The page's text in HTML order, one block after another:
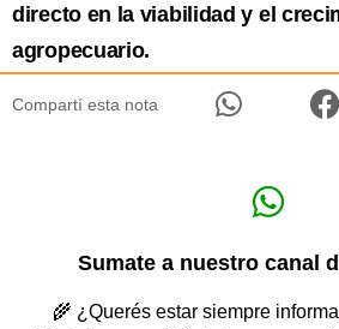
directo en la viabilidad y el
agropecuario.
Compartí esta nota
Sumate a nuestro canal
🌾 ¿Querés estar siempre